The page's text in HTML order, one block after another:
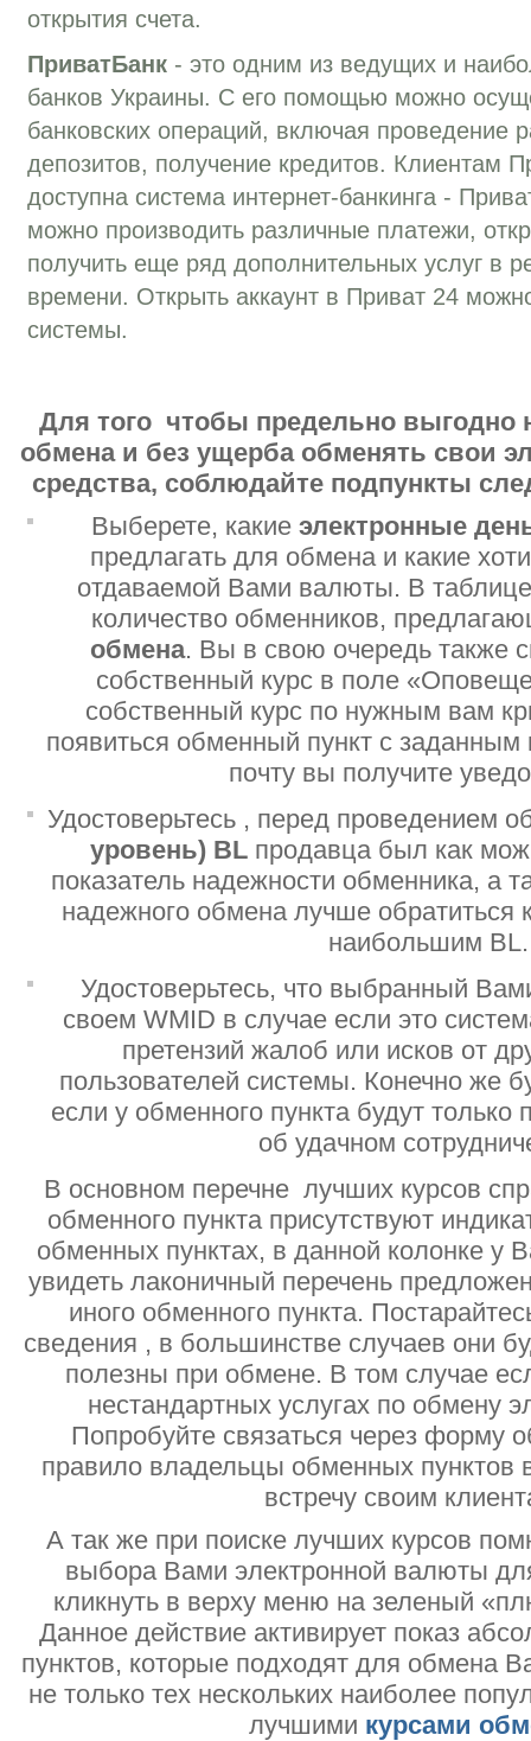
открытия счета.
ПриватБанк - это одним из ведущих и
банков Украины. С его помощью можно
банковских операций, включая проведение
депозитов, получение кредитов. Клиентам
доступна система интернет-банкинга -
можно производить различные платежи,
получить еще ряд дополнительных услуг в
времени. Открыть аккаунт в Приват 24
системы.
Для того чтобы предельно выгодно
обмена и без ущерба обменять свои
средства, соблюдайте подпункты
Выберете, какие электронные
предлагать для обмена и какие
отдаваемой Вами валюты. В таблице
количество обменников,
обмена. Вы в свою очередь также
собственный курс в поле
собственный курс по нужным вам
появиться обменный пункт с заданным
почту вы получите
Удостоверьтесь , перед проведением
уровень) BL продавца был как
показатель надежности обменника, а
надежного обмена лучше
наибольшим BL.
Удостоверьтесь, что выбранный
своем WMID в случае если это
претензий жалоб или исков от
пользователей системы. Конечно же
если у обменного пункта будут
об удачном
В основном перечне лучших курсов
обменного пункта присутствуют
обменных пунктах, в данной колонке у
увидеть лаконичный перечень
иного обменного пункта.
сведения , в большинстве случаев они
полезны при обмене. В том случае
нестандартных услугах по обмену
Попробуйте связаться через форму
правило владельцы обменных пунктов
встречу своим
А так же при поиске лучших курсов
выбора Вами электронной валюты
кликнуть в верху меню на зеленый
Данное действие активирует показ
пунктов, которые подходят для обмена
не только тех нескольких наиболее
лучшими курсами